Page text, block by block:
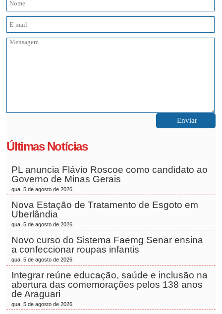
Últimas Notícias
PL anuncia Flávio Roscoe como candidato ao
Governo de Minas Gerais
qua, 5 de agosto de 2026
Nova Estação de Tratamento de Esgoto em
Uberlândia
qua, 5 de agosto de 2026
Novo curso do Sistema Faemg Senar ensina
a confeccionar roupas infantis
qua, 5 de agosto de 2026
Integrar reúne educação, saúde e inclusão na
abertura das comemorações pelos 138 anos
de Araguari
qua, 5 de agosto de 2026